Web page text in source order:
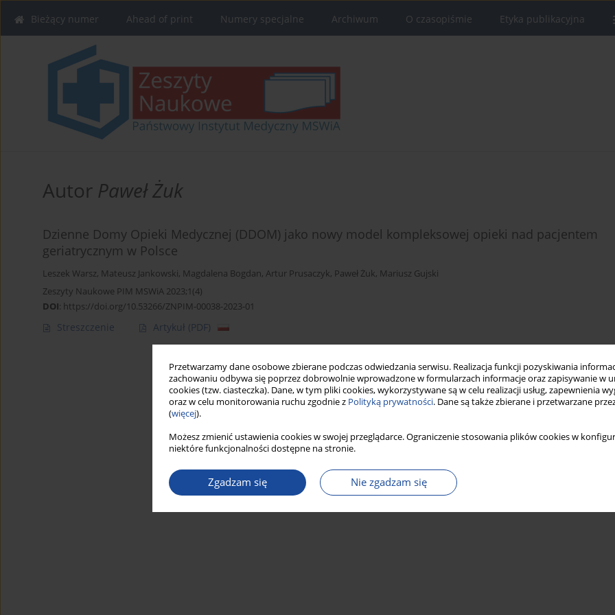
Przetwarzamy dane osobowe zbierane podczas odwiedzania serwisu. Realizacja funkcji pozyskiwania
zachowaniu odbywa się poprzez dobrowolnie wprowadzone w formularzach informacje oraz zapisywanie w
cookies (tzw. ciasteczka). Dane, w tym pliki cookies, wykorzystywane są w celu realizacji usług, zapewnienia
oraz w celu monitorowania ruchu zgodnie z Polityką prywatności. Dane są także zbierane i przetwarzane
(więcej).
Możesz zmienić ustawienia cookies w swojej przeglądarce. Ograniczenie stosowania plików cookies w
niektóre funkcjonalności dostępne na stronie.
Zgadzam się Nie zgadzam się
Bieżący numer Ahead of print Numery specjalne Archiwum O czasopiśmie Etyka publikacyjna
Autor Paweł Żuk
Dzienne Domy Opieki Medycznej (DDOM) jako nowy model kompleksowej opieki nad pacjentem
geriatrycznym w Polsce
Leszek Warsz, Mateusz Jankowski, Magdalena Bogdan, Artur Prusaczyk, Paweł Żuk, Mariusz Gujski
Zeszyty Naukowe PIM MSWiA 2023;1(4)
DOI: https://doi.org/10.53266/ZNPIM-00038-2023-01
Streszczenie Artykuł (PDF)